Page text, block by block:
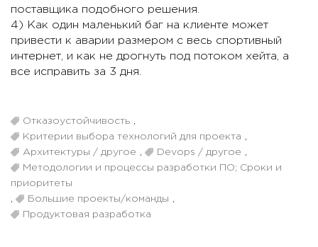
поставщика подобного решения.
4) Как один маленький баг на клиенте может
привести к аварии размером с весь спортивный
интернет, и как не дрогнуть под потоком хейта, а
все исправить за 3 дня.
Отказоустойчивость ,
Критерии выбора технологий для проекта ,
Архитектуры / другое , Devops / другое ,
Методологии и процессы разработки ПО; Сроки и
приоритеты
,
Большие проекты/команды ,
Продуктовая разработка